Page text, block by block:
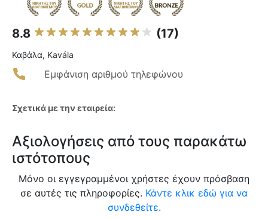
8.8 (17)
Καβάλα, Kavála
Εμφάνιση αριθμού τηλεφώνου
Σχετικά με την εταιρεία:
Αξιολογήσεις από τους παρακάτω
ιστότοπους
Μόνο οι εγγεγραμμένοι χρήστες έχουν πρόσβαση
σε αυτές τις πληροφορίες. Κάντε κλικ εδώ για να
συνδεθείτε.